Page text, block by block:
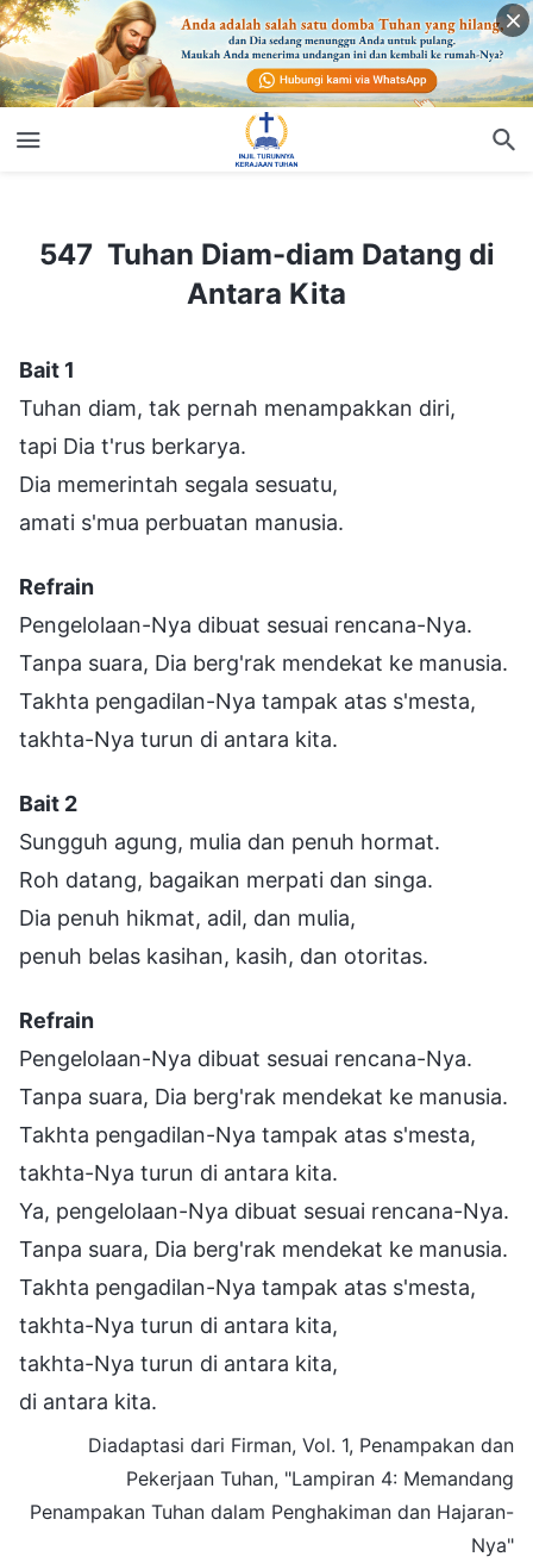
547 Tuhan Diam-diam Datang di Antara Kita
547 Tuhan Diam-diam Datang di
Antara Kita
Bait 1
Tuhan diam, tak pernah menampakkan diri,
tapi Dia t'rus berkarya.
Dia memerintah segala sesuatu,
amati s'mua perbuatan manusia.
Refrain
Pengelolaan-Nya dibuat sesuai rencana-Nya.
Tanpa suara, Dia berg'rak mendekat ke manusia.
Takhta pengadilan-Nya tampak atas s'mesta,
takhta-Nya turun di antara kita.
Bait 2
Sungguh agung, mulia dan penuh hormat.
Roh datang, bagaikan merpati dan singa.
Dia penuh hikmat, adil, dan mulia,
penuh belas kasihan, kasih, dan otoritas.
Refrain
Pengelolaan-Nya dibuat sesuai rencana-Nya.
Tanpa suara, Dia berg'rak mendekat ke manusia.
Takhta pengadilan-Nya tampak atas s'mesta,
takhta-Nya turun di antara kita.
Ya, pengelolaan-Nya dibuat sesuai rencana-Nya.
Tanpa suara, Dia berg'rak mendekat ke manusia.
Takhta pengadilan-Nya tampak atas s'mesta,
takhta-Nya turun di antara kita,
takhta-Nya turun di antara kita,
di antara kita.
Diadaptasi dari Firman, Vol. 1, Penampakan dan
Pekerjaan Tuhan, "Lampiran 4: Memandang
Penampakan Tuhan dalam Penghakiman dan Hajaran-
Nya"